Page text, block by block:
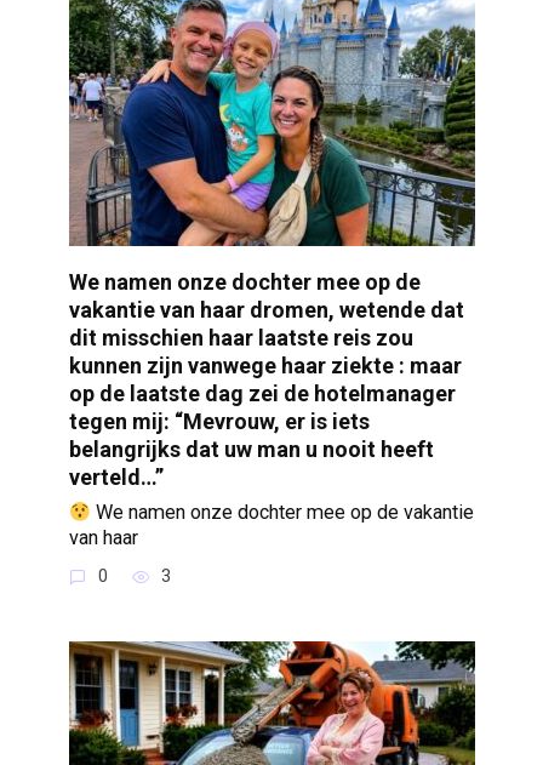
We namen onze dochter mee op de
vakantie van haar dromen, wetende dat
dit misschien haar laatste reis zou
kunnen zijn vanwege haar ziekte : maar
op de laatste dag zei de hotelmanager
tegen mij: “Mevrouw, er is iets
belangrijks dat uw man u nooit heeft
verteld…”
We namen onze dochter mee op de vakantie
van haar
0 3